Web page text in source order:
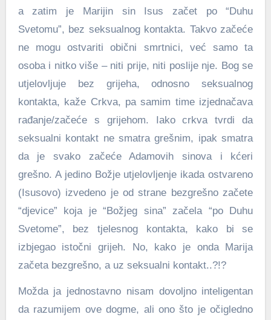
a zatim je Marijin sin Isus začet po “Duhu
Svetomu”, bez seksualnog kontakta. Takvo začeće
ne mogu ostvariti obični smrtnici, već samo ta
osoba i nitko više – niti prije, niti poslije nje. Bog se
utjelovljuje bez grijeha, odnosno seksualnog
kontakta, kaže Crkva, pa samim time izjednačava
rađanje/začeće s grijehom. Iako crkva tvrdi da
seksualni kontakt ne smatra grešnim, ipak smatra
da je svako začeće Adamovih sinova i kćeri
grešno. A jedino Božje utjelovljenje ikada ostvareno
(Isusovo) izvedeno je od strane bezgrešno začete
“djevice” koja je “Božjeg sina” začela “po Duhu
Svetome”, bez tjelesnog kontakta, kako bi se
izbjegao istočni grijeh. No, kako je onda Marija
začeta bezgrešno, a uz seksualni kontakt..?!?
Možda ja jednostavno nisam dovoljno inteligentan
da razumijem ove dogme, ali ono što je očigledno